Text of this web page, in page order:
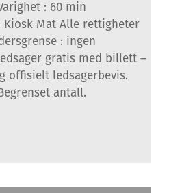
: 60 min
Kiosk Mat Alle rettigheter
: ingen
gratis med billett –
offisielt ledsagerbevis.
antall.